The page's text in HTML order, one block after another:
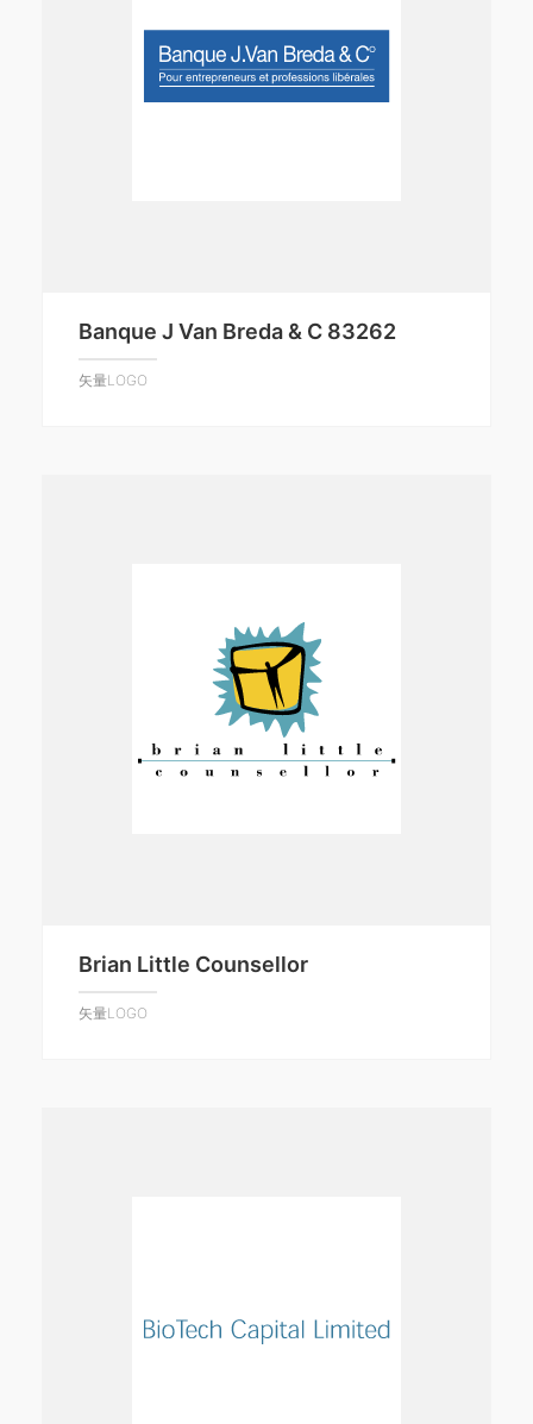
Banque J Van Breda & C 83262
矢量LOGO
Brian Little Counsellor
矢量LOGO